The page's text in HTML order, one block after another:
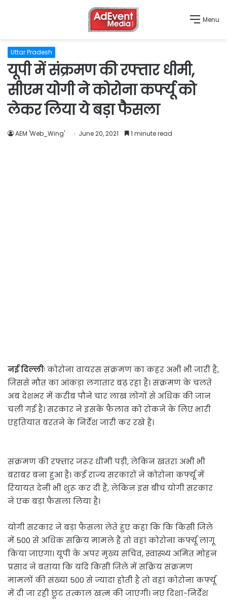
Menu
Uttar Pradesh
यूपी में संक्रमण की रफ्तार धीमी,
सीएम योगी ने कोरोना कर्फ्यू को
लेकर लिया ये बड़ा फैसला
AEM 'Web_Wing' June 20, 2021 1 minute read
नई दिल्लीःकोरोना वायरस संक्रमण का कहर अभी भी जारी है,
जिससे मौत का आंकड़ा लगातार बढ़ रहा है। संक्रमण के चलते
अब देशभर में करीब पौने चार लाख लोगों से अधिक की जान
चली गई है। सरकार ने इसके फैलाव को रोकने के लिए भारी
एहतियात बरतने के निर्देश जारी कर रखे हैं।
संक्रमण की रफ्तार जरूर धीमी पड़ी, लेकिन खतरा अभी भी
बराबर बना हुआ है। कई राज्य सरकारों ने कोरोना कर्फ्यू में
रियायत देनी भी शुरू कर दी हैं, लेकिन इस बीच योगी सरकार
ने एक बड़ा फैसला लिया है।
योगी सरकार ने बड़ा फैसला लेते हुए कहा कि कि किसी जिले
में 500 से अधिक सक्रिय मामले हैं तो वहां कोरोना कर्फ्यू लागू
किया जाएगा। यूपी के अपर मुख्य सचिव, स्वास्थ्य अमित मोहन
प्रसाद ने बताया कि यदि किसी जिले में सक्रिय संक्रमण
मामलों की संख्या 500 से ज्यादा होती है तो वहां कोरोना कर्फ्यू
में दी जा रही छूट तत्काल खत्म की जाएंगी। नए दिशा-निर्देश